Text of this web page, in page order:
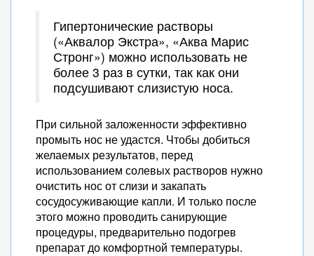
Гипертонические растворы
(«Аквалор Экстра», «Аква Марис
Стронг») можно использовать не
более 3 раз в сутки, так как они
подсушивают слизистую носа.
При сильной заложенности эффективно
промыть нос не удастся. Чтобы добиться
желаемых результатов, перед
использованием солевых растворов нужно
очистить нос от слизи и закапать
сосудосуживающие капли. И только после
этого можно проводить санирующие
процедуры, предварительно подогрев
препарат до комфортной температуры.